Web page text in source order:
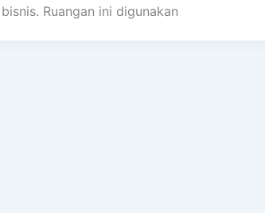
bisnis. Ruangan ini digunakan